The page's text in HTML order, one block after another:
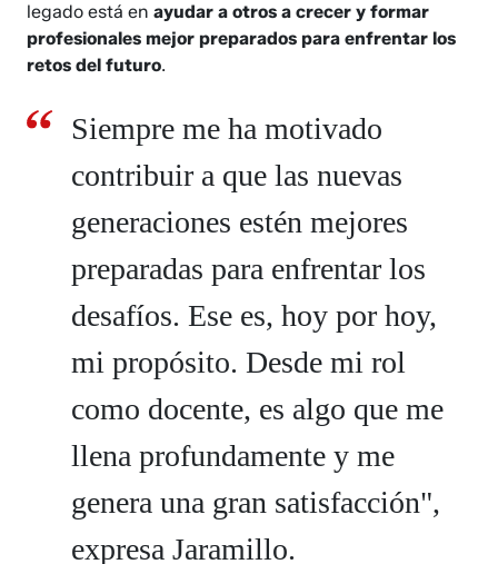
legado está enayudar a otros a crecer y formar
profesionales mejor preparados para enfrentar los
retos del futuro.
Siempre me ha motivado
contribuir a que las nuevas
generaciones estén mejores
preparadas para enfrentar los
desafíos. Ese es, hoy por hoy,
mi propósito. Desde mi rol
como docente, es algo que me
llena profundamente y me
genera una gran satisfacción",
expresa Jaramillo.